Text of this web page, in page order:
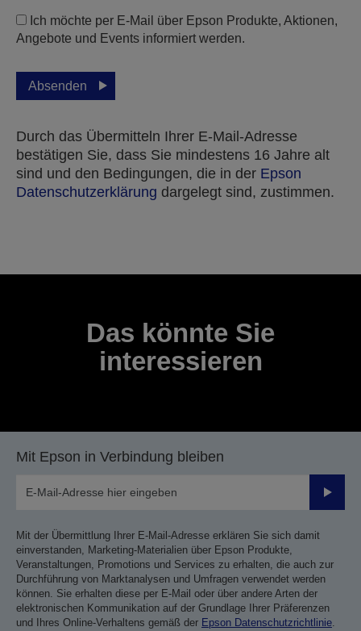
Ich möchte per E-Mail über Epson Produkte, Aktionen,
Angebote und Events informiert werden.
Absenden
Durch das Übermitteln Ihrer E-Mail-Adresse
bestätigen Sie, dass Sie mindestens 16 Jahre alt
sind und den Bedingungen, die in der Epson
Datenschutzerklärung dargelegt sind, zustimmen.
Vielen Dank für das Einreichen Ihrer Einreichung.
mit Ihnen in Verbindung setzen.
Das könnte Sie
interessieren
Mit Epson in Verbindung bleiben
Mit der Übermittlung Ihrer E-Mail-Adresse erklären Sie sich damit
einverstanden, Marketing-Materialien über Epson Produkte,
Veranstaltungen, Promotions und Services zu erhalten, die auch zur
Durchführung von Marktanalysen und Umfragen verwendet werden
können. Sie erhalten diese per E-Mail oder über andere Arten der
elektronischen Kommunikation auf der Grundlage Ihrer Präferenzen
und Ihres Online-Verhaltens gemäß der Epson Datenschutzrichtlinie